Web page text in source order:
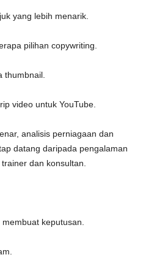
yang lebih menarik.
pilihan copywriting.
thumbnail.
video untuk YouTube.
analisis perniagaan dan
datang daripada pengalaman
dan konsultan.
keputusan.